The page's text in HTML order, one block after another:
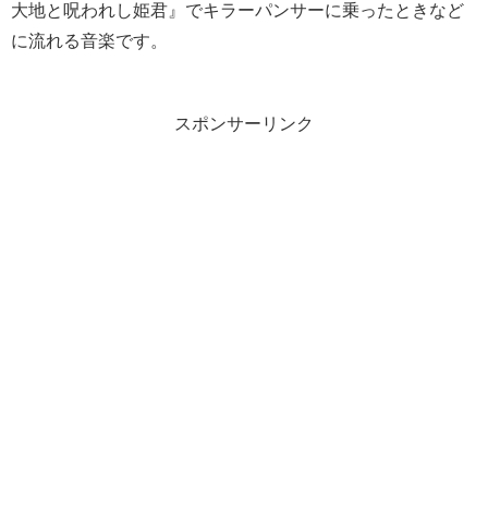
大地と呪われし姫君』でキラーパンサーに乗ったときなど
に流れる音楽です。
スポンサーリンク